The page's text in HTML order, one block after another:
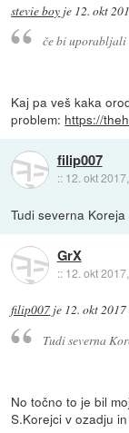
stevie boy je 12. okt
če bi uporabljali
Kaj pa veš kaka
problem: https://
filip007
:: 12. okt
Tudi severna
GrX
:: 12. okt
filip007 je 12. okt
Tudi severna
No točno to je bil
S.Korejci v ozadju